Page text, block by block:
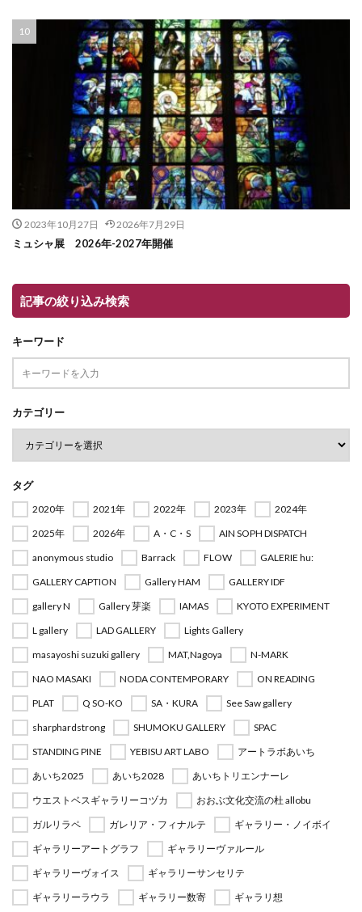
2023年10月27日 2026年7月29日
ミュシャ展 2026年-2027年開催
記事の絞り込み検索
キーワード
カテゴリー
タグ
2020年 2021年 2022年 2023年
2024年
2025年
2026年 A・C・S
AIN SOPH DISPATCH
anonymous studio
Barrack FLOW
GALERIE hu:
GALLERY CAPTION
Gallery HAM
GALLERY IDF
gallery N
Gallery 芽楽 IAMAS
KYOTO EXPERIMENT
L gallery
LAD GALLERY
Lights Gallery
masayoshi suzuki gallery
MAT,Nagoya
N-MARK
NAO MASAKI
NODA CONTEMPORARY
ON READING
PLAT
Q SO-KO SA・KURA
See Saw gallery
sharphardstrong
SHUMOKU GALLERY
SPAC
STANDING PINE
YEBISU ART LABO
アートラボあいち
あいち2025
あいち2028
あいちトリエンナーレ
ウエストベスギャラリーコヅカ
おおぶ文化交流の杜 allobu
ガルリラペ
ガレリア・フィナルテ
ギャラリー・ノイボイ
ギャラリーアートグラフ
ギャラリーヴァルール
ギャラリーヴォイス
ギャラリーサンセリテ
ギャラリーラウラ
ギャラリー数寄
ギャラリ想